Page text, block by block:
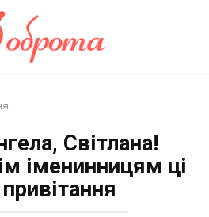
Світлана!
іменинницям ці
привітання